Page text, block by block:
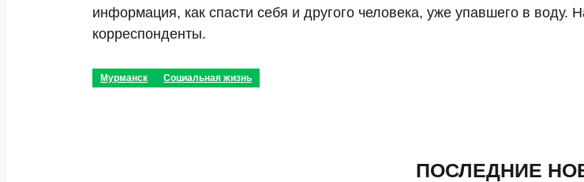
информация, как спасти себя и другого человека, уже упавшего в
корреспонденты.
Мурманск Социальная жизнь
ПОСЛЕДНИЕ